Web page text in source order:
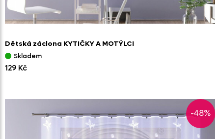
Dětská záclona KYTIČKY A MOTÝLCI
Skladem
129 Kč
-48%